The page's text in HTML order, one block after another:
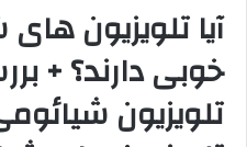
آیا تلویزیون
خوبی دارند؟ +
تلویزیون